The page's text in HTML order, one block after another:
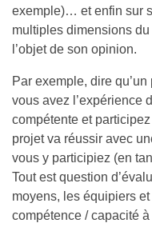
exemple)… et enfin sur
multiples dimensions
l’objet de son opinion.
Par exemple, dire
vous avez l’expérience
compétente et
projet va réussir avec
vous y participiez (en
Tout est question
moyens, les équipiers
compétence / capacité